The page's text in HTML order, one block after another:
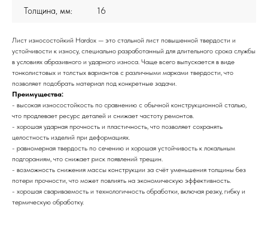
Толщина, мм: 16
Лист износостойкий Hardox — это стальной лист повышенной твердости и
устойчивости к износу, специально разработанный для длительного срока службы
в условиях абразивного и ударного износа. Чаще всего выпускается в виде
тонколистовых и толстых вариантов с различными марками твердости, что
позволяет подобрать материал под конкретные задачи.
Преимущества:
- высокая износостойкость по сравнению с обычной конструкционной сталью,
что продлевает ресурс деталей и снижает частоту ремонтов.
- хорошая ударная прочность и пластичность, что позволяет сохранять
целостность изделий при деформациях.
- равномерная твердость по сечению и хорошая устойчивость к локальным
подгораниям, что снижает риск появлений трещин.
- возможность снижения массы конструкции за счёт уменьшения толщины без
потери прочности, что может повлиять на экономическую эффективность.
- хорошая свариваемость и технологичность обработки, включая резку, гибку и
термическую обработку.